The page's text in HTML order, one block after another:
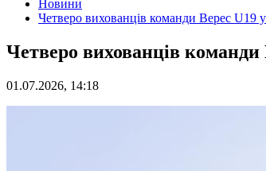
Новини
Четверо вихованців команди Верес U19
Четверо вихованців
01.07.2026, 14:18